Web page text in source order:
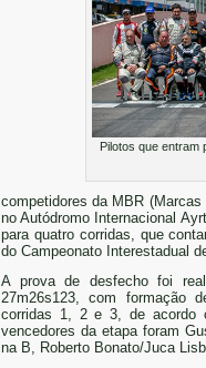
Pilotos que entram
competidores da MBR
no Autódromo Internacional
para quatro corridas, que
do Campeonato Interestadual
A prova de desfecho foi
27m26s123, com formação
corridas 1, 2 e 3, de acordo
vencedores da etapa foram
na B, Roberto Bonato/Juca